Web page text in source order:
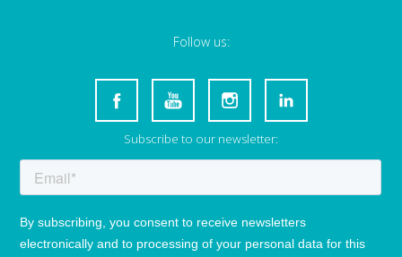
Follow us:
Subscribe to our newsletter: